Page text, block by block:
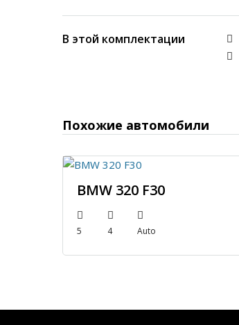
В этой комплектации
Похожие автомобили
BMW 320 F30
5 4 Auto